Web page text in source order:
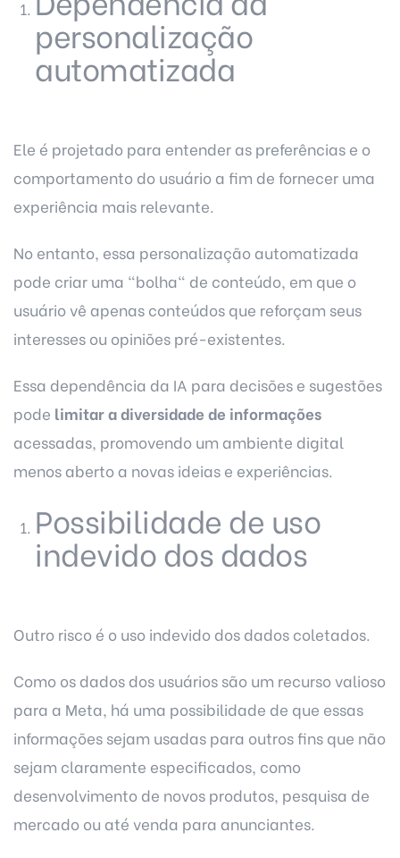
personalização
automatizada
Ele é projetado para entender as preferências e o
comportamento do usuário a fim de fornecer uma
experiência mais relevante.
No entanto, essa personalização automatizada
pode criar uma "bolha" de conteúdo, em que o
usuário vê apenas conteúdos que reforçam seus
interesses ou opiniões pré-existentes.
Essa dependência da IA para decisões e sugestões
pode limitar a diversidade de informações
acessadas, promovendo um ambiente digital
menos aberto a novas ideias e experiências.
Possibilidade de uso
indevido dos dados
Outro risco é o uso indevido dos dados coletados.
Como os dados dos usuários são um recurso valioso
para a Meta, há uma possibilidade de que essas
informações sejam usadas para outros fins que não
sejam claramente especificados, como
desenvolvimento de novos produtos, pesquisa de
mercado ou até venda para anunciantes.